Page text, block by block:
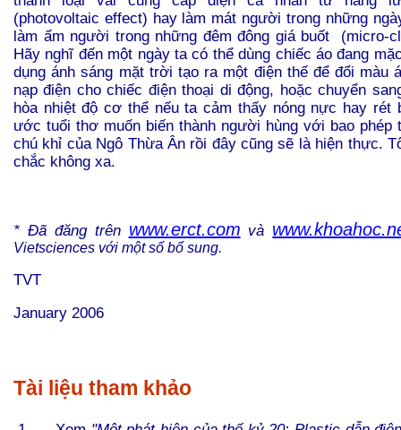
(photovoltaic effect) hay làm mát người trong những
làm ấm người trong những đêm đông giá buốt (micro-
Hãy nghĩ đến một ngày ta có thể dùng chiếc áo đang
dụng ánh sáng mặt trời tạo ra một điện thế để đổi màu
nạp điện cho chiếc điện thoại di động, hoặc chuyển
hòa nhiệt độ cơ thể nếu ta cảm thấy nóng nực hay rét
ước tuổi thơ muốn biến thành người hùng với bao phép
chú khỉ của Ngô Thừa Ân rồi đây cũng sẽ là hiện thực.
chắc không xa.
* Đã đăng trên www.erct.com và
Vietsciences với một số bổ sung.
TVT
January 2006
Tài liệu tham khảo